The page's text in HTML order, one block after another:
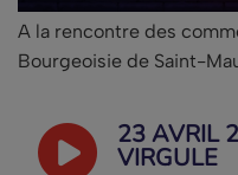
A la rencontre des
Bourgeoisie de Saint-
23 AVRIL
VIRGULE